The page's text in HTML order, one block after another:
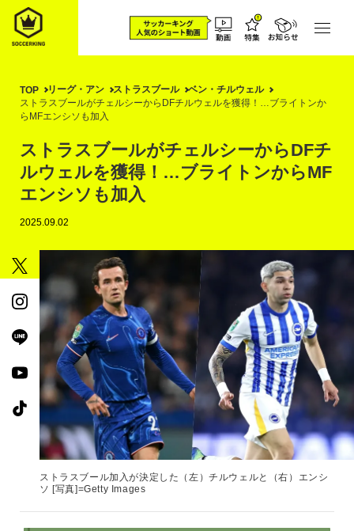
TOP リーグ・アン ストラスブール
ベン・チルウェル
ストラスブールがチェルシーからDFチルウェルを獲得！…ブライトンか
らMFエンシソも加入
ストラスブールがチェルシーからDFチ
ルウェルを獲得！…ブライトンからMF
エンシソも加入
2025.09.02
ストラスブール加入が決定した（左）チルウェルと（右）エンシ
ソ [写真]=Getty Images